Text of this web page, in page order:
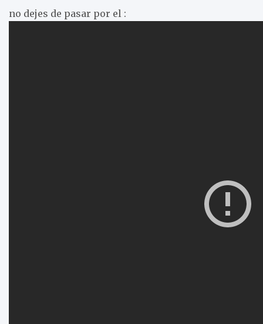
no dejes de pasar por el :